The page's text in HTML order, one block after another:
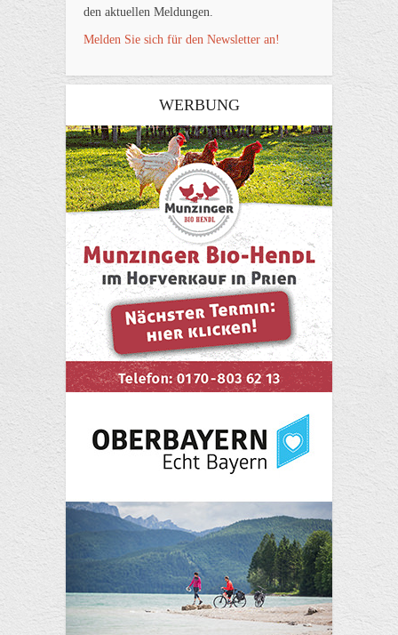
den aktuellen Meldungen.
Melden Sie sich für den Newsletter an!
WERBUNG